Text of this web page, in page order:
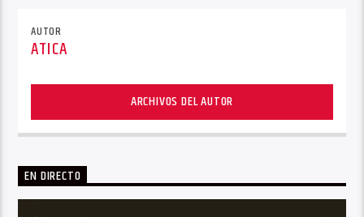
AUTOR
ATICA
ARCHIVOS DEL AUTOR
EN DIRECTO